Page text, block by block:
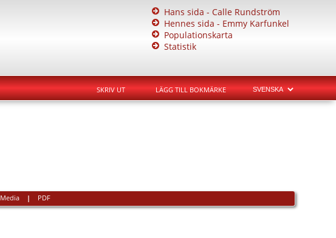
Hans sida - Calle Rundström
Hennes sida - Emmy Karfunkel
Populationskarta
Statistik
SKRIV UT LÄGG TILL BOKMÄRKE
Media| PDF